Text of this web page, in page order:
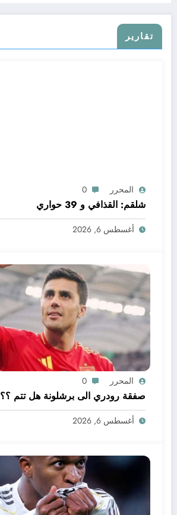
تقارير
المحرر 0
شلقم: القذافي و 39 حواري
أغسطس 6, 2026
المحرر 0
صفقة رودري الى برشلونة هل تتم ؟؟
أغسطس 6, 2026